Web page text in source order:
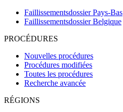
Faillissementsdossier Pays-Bas
Faillissementsdossier Belgique
PROCÉDURES
Nouvelles procédures
Procédures modifiées
Toutes les procédures
Recherche avancée
RÉGIONS